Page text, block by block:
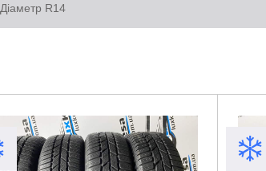
Всі
Діаметр R14